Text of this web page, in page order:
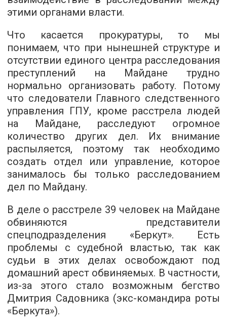
этими органами власти.
Что касается прокуратуры, то мы
понимаем, что при нынешней структуре и
отсутствии единого центра расследования
преступлений на Майдане трудно
нормально организовать работу. Потому
что следователи Главного следственного
управления ГПУ, кроме расстрела людей
на Майдане, расследуют огромное
количество других дел. Их внимание
распыляется, поэтому так необходимо
создать отдел или управление, которое
занималось бы только расследованием
дел по Майдану.
В деле о расстреле 39 человек на Майдане
обвиняются представители
спецподразделения «Беркут». Есть
проблемы с судебной властью, так как
судьи в этих делах освобождают под
домашний арест обвиняемых. В частности,
из-за этого стало возможным бегство
Дмитрия Садовника (экс-командира роты
«Беркута»).